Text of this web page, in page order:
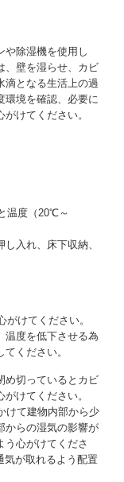
や除湿機を使用し
、壁を湿らせ、カビ
滴となる生活上の過
環境を確認、必要に
けてください。
温度（20℃～
入れ、床下収納、
がけてください。
温度を低下させる為
ください。
め切っているとカビ
けてください。
けて建物内部から少
からの湿気の影響が
う心がけてくださ
気が取れるよう配置